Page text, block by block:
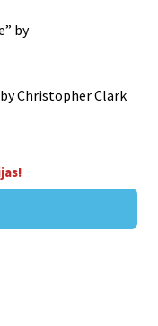
Christopher Clark